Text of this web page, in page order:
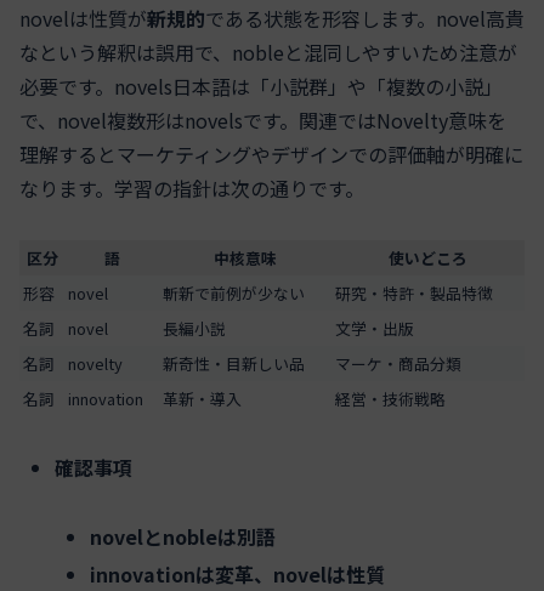
novelは性質が新規的である状態を形容します。novel高貴
なという解釈は誤用で、nobleと混同しやすいため注意が
必要です。novels日本語は「小説群」や「複数の小説」
で、novel複数形はnovelsです。関連ではNovelty意味を
理解するとマーケティングやデザインでの評価軸が明確に
なります。学習の指針は次の通りです。
区分 語 中核意味
使いどころ
形容
novel 斬新で前例が少ない
研究・特許・製品特徴
名詞
novel 長編小説
文学・出版
名詞
novelty 新奇性・目新しい品
マーケ・商品分類
名詞
innovation 革新・導入 経営・技術戦略
確認事項
novelとnobleは別語
innovationは変革、novelは性質